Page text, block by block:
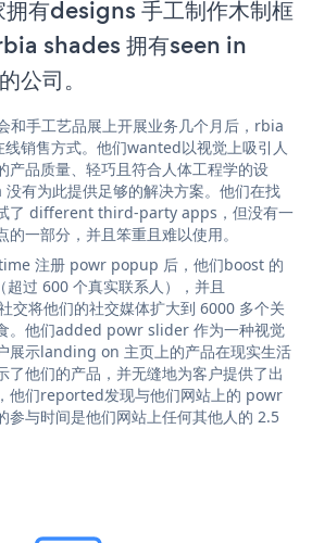
有designs 手工制作木制框
shades 拥有seen in
司。
手工艺品展上开展业务几个月后，rbia
销售方式。他们wanted以视觉上吸引人
产品质量、轻巧且符合人体工程学的设
有为此提供足够的解决方案。他们在找
了 different third-party apps，但没有一
一部分，并且笨重且难以使用。
注册 powr popup 后，他们boost 的
过 600 个真实联系人），并且
将他们的社交媒体扩大到 6000 多个关
。他们added powr slider 作为一种视觉
展示landing on 主页上的产品在现实生活
了他们的产品，并无缝地为客户提供了出
他们reported发现与他们网站上的 powr
参与时间是他们网站上任何其他人的 2.5